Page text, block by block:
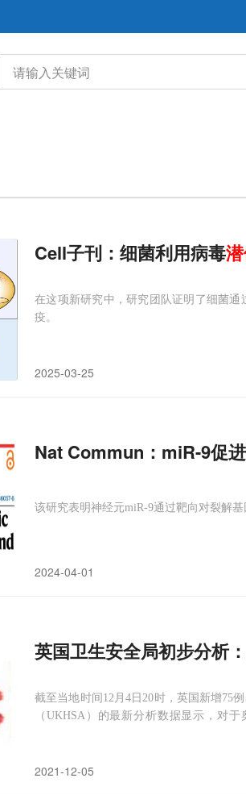
Cell子刊：细菌利用病毒
在这项新研究中，研究团队证明了细菌通
疫。
2025-03-25
Nat Commun：miR-9促
该研究表明神经元miR-9通过靶向对裂解
2024-04-01
英国卫生安全局初步分析
截至当地时间12月4日20时，英国新增75
（UKHSA）的最新分析数据显示，对
2021-12-05